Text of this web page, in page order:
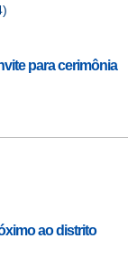
para cerimônia
ao distrito